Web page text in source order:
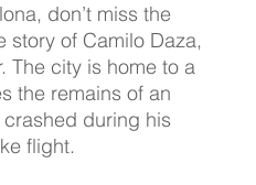
don’t miss the
story of Camilo Daza,
The city is home to a
the remains of an
during his
flight.